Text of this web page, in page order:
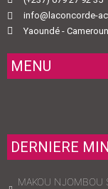
info@laconcorde-
Yaoundé - Cameroun
MENU
DERNIERE
MAKOU